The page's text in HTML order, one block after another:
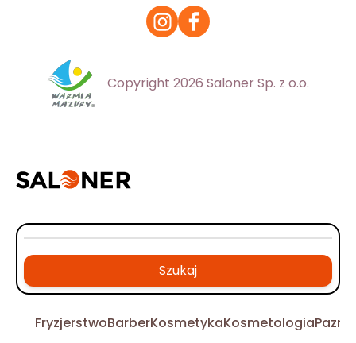
Copyright 2026 Saloner Sp. z o.o.
Szukaj
FryzjerstwoBarberKosmetykaKosmetologia